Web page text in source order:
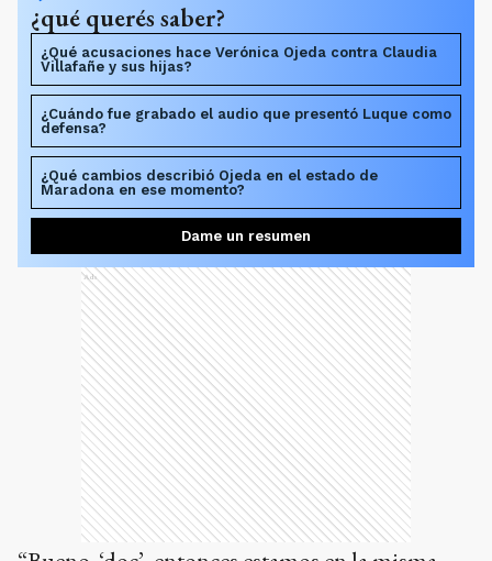
¿qué querés saber?
¿Qué acusaciones hace Verónica Ojeda contra Claudia
Villafañe y sus hijas?
¿Cuándo fue grabado el audio que presentó Luque como
defensa?
¿Qué cambios describió Ojeda en el estado de
Maradona en ese momento?
Dame un resumen
Ads